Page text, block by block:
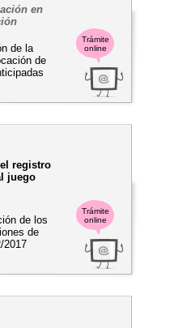
Trámite
online
en
de la
de
Trámite
online
registro
juego
de los
de
2017